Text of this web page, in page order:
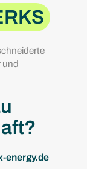
und
energy.de